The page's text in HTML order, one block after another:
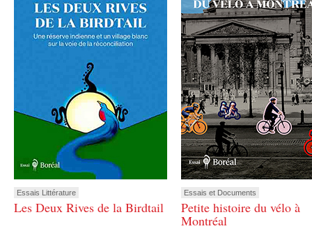
Essais Littérature
Les Deux Rives de la Birdtail
Essais et Documents
Petite histoire du vélo à
Montréal